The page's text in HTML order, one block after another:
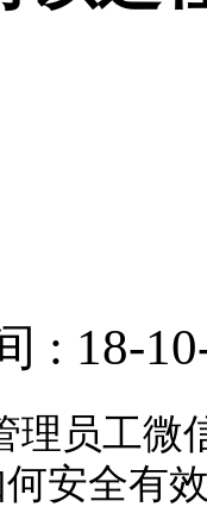
: 18-
理员工微
安全有